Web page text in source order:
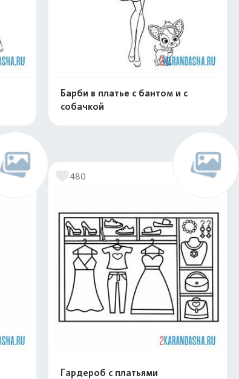
Барби в платье с бантом и с
собачкой
480
Гардероб с платьями